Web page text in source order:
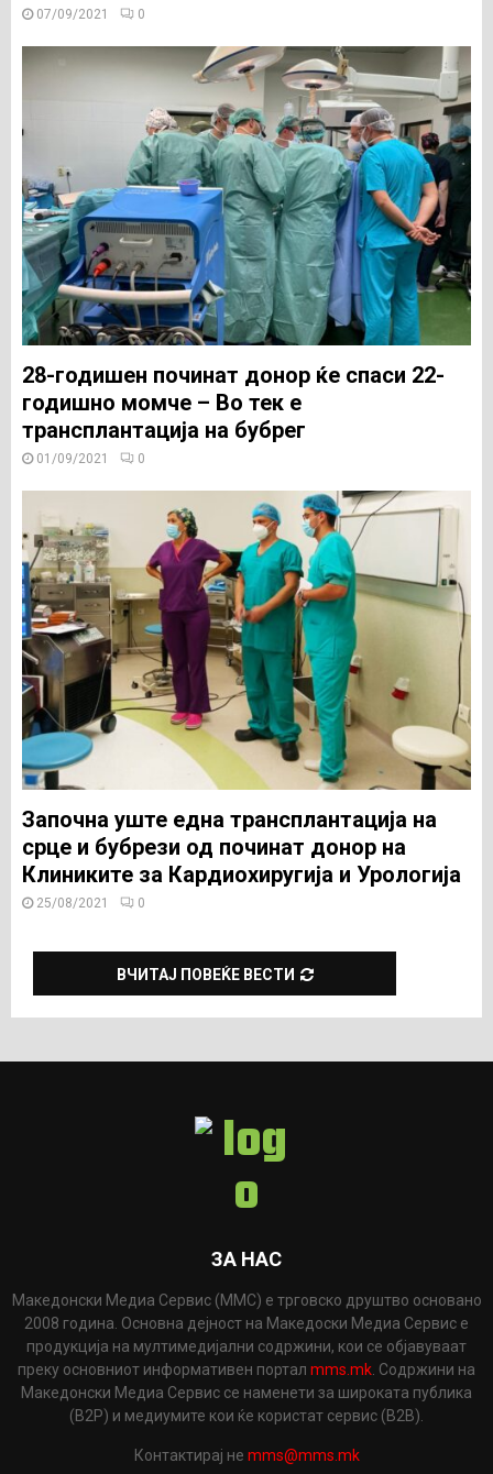
07/09/2021 0
28-годишен починат донор ќе спаси 22-
годишно момче – Во тек е
трансплантација на бубрег
01/09/2021 0
Започна уште една трансплантација на
срце и бубрези од починат донор на
Клиниките за Кардиохиругија и Урологија
25/08/2021 0
ВЧИТАЈ ПОВЕЌЕ ВЕСТИ
ЗА НАС
Македонски Медиа Сервис (ММС) е трговско друштво основано
2008 година. Основна дејност на Македоски Медиа Сервис е
продукција на мултимедијални содржини, кои се објавуваат
преку основниот информативен портал mms.mk . Содржини на
Македонски Медиа Сервис се наменети за широката публика
(B2P) и медиумите кои ќе користат сервис (B2B).
Контактирај не mms@mms.mk